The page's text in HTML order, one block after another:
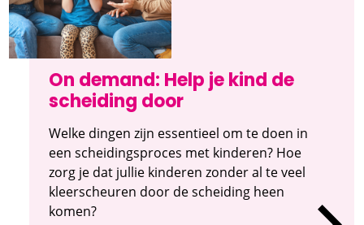
On demand: Help je kind de
scheiding door
Welke dingen zijn essentieel om te doen in
een scheidingsproces met kinderen? Hoe
zorg je dat jullie kinderen zonder al te veel
kleerscheuren door de scheiding heen
komen?